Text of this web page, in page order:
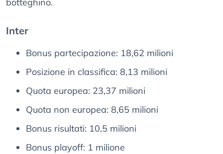
botteghino.
Inter
Bonus partecipazione: 18,62 milioni
Posizione in classifica: 8,13 milioni
Quota europea: 23,37 milioni
Quota non europea: 8,65 milioni
Bonus risultati: 10,5 milioni
Bonus playoff: 1 milione